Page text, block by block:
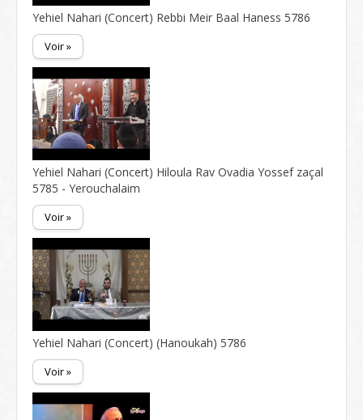
Yehiel Nahari (Concert) Rebbi Meir Baal Haness 5786
Voir »
Yehiel Nahari (Concert) Hiloula Rav Ovadia Yossef zaçal
5785 - Yerouchalaim
Voir »
Yehiel Nahari (Concert) (Hanoukah) 5786
Voir »